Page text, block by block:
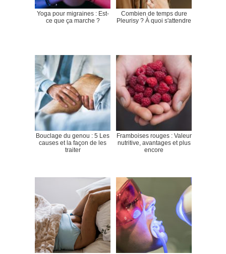
Yoga pour migraines : Est-
ce que ça marche ?
Combien de temps dure
Pleurisy ? À quoi s'attendre
Bouclage du genou : 5 Les
causes et la façon de les
traiter
Framboises rouges : Valeur
nutritive, avantages et plus
encore